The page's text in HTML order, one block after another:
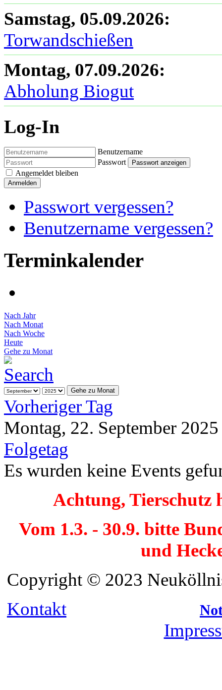
Samstag, 05.09.2026:
Torwandschießen
Montag, 07.09.2026:
Abholung Biogut
Log-In
Benutzername
Passwort
Passwort anzeigen
Angemeldet bleiben
Anmelden
Passwort vergessen?
Benutzername vergessen?
Terminkalender
Nach Jahr
Nach Monat
Nach Woche
Heute
Gehe zu Monat
Gehe zu Monat
Vorheriger Tag
Montag, 22. September 2025
Folgetag
Es wurden keine Events
Achtung, Tierschutz
Vom 1.3. - 30.9. bitte
und
Copyright © 2023
Kontakt